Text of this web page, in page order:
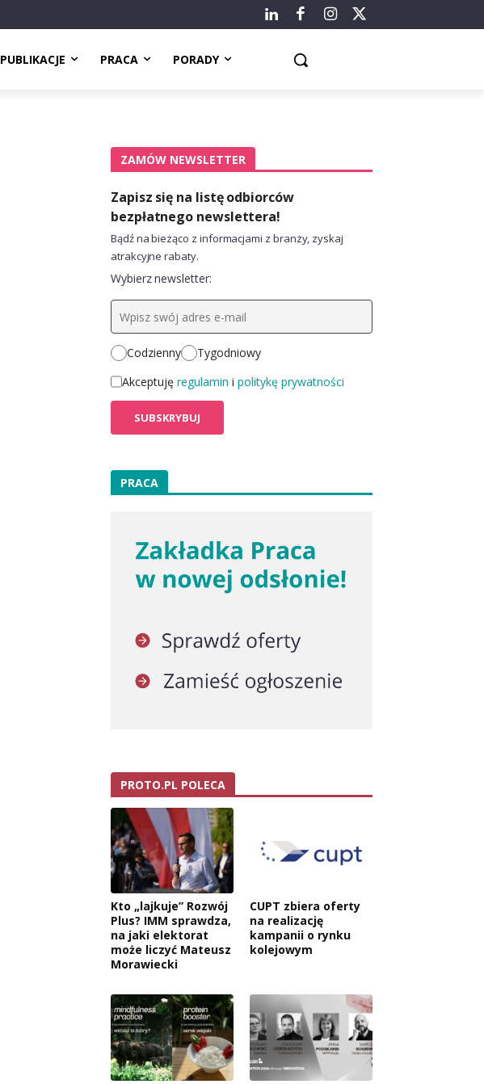
PUBLIKACJE PRACA PORADY
ZAMÓW NEWSLETTER
Zapisz się na listę odbiorców
bezpłatnego newslettera!
Bądź na bieżąco z informacjami z branży, zyskaj
atrakcyjne rabaty.
Wybierz newsletter:
Codzienny
Tygodniowy
Akceptuję regulamin i politykę prywatności
PRACA
PROTO.PL POLECA
Kto „lajkuje” Rozwój
Plus? IMM sprawdza,
na jaki elektorat
może liczyć Mateusz
Morawiecki
CUPT zbiera oferty
na realizację
kampanii o rynku
kolejowym